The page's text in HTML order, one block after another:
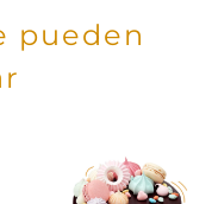
pueden